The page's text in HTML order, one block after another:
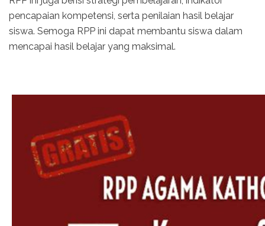
pencapaian kompetensi, serta penilaian hasil belajar
siswa. Semoga RPP ini dapat membantu siswa dalam
mencapai hasil belajar yang maksimal.